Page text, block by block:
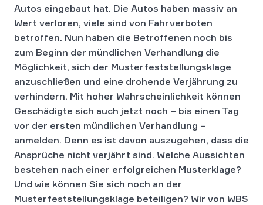
Autos eingebaut hat. Die Autos haben massiv an
Wert verloren, viele sind von Fahrverboten
betroffen. Nun haben die Betroffenen noch bis
zum Beginn der mündlichen Verhandlung die
Möglichkeit, sich der Musterfeststellungsklage
anzuschließen und eine drohende Verjährung zu
verhindern. Mit hoher Wahrscheinlichkeit können
Geschädigte sich auch jetzt noch – bis einen Tag
vor der ersten mündlichen Verhandlung –
anmelden. Denn es ist davon auszugehen, dass die
Ansprüche nicht verjährt sind. Welche Aussichten
bestehen nach einer erfolgreichen Musterklage?
Und wie können Sie sich noch an der
Musterfeststellungsklage beteiligen? Wir von WBS